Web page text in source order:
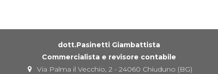
dott.Pasinetti Giambattista
Commercialista e revisore contabile
Via Palma il Vecchio, 2 - 24060 Chiuduno (BG)